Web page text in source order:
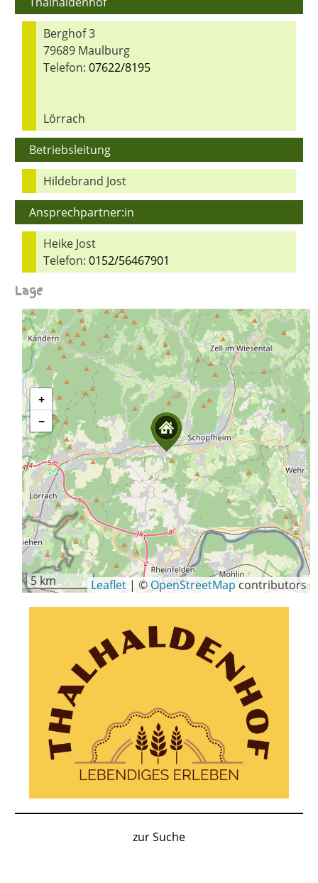
Berghof 3
79689 Maulburg
Telefon:07622/8195
Lörrach
Betriebsleitung
Hildebrand Jost
Ansprechpartner:in
Heike Jost
Telefon:0152/56467901
Lage
+
−
5 km Leaflet |©OpenStreetMap contributors
zur Suche